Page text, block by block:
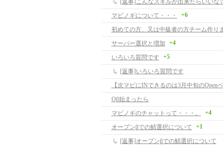
[返事]こんなスキルが出来たらいいな
マビノギについて・・・
+6
初めての方、又は中級者の方チーム作り
サーバー選択と増加
+4
いろいろ質問です +5
[返事]いろいろ質問です
【次マビにINできるのは3月中旬のOpen
Oβ始まったら
マビノギのチャットって・・・。
+4
オープンβでの鯖選択について +1
[返事]オープンβでの鯖選択について